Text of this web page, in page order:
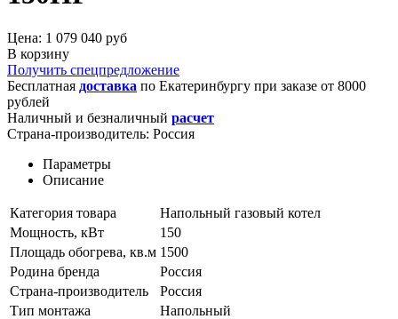
Цена: 1 079 040 руб
В корзину
Получить спецпредложение
Бесплатная доставка по Екатеринбургу при заказе от 8000
рублей
Наличный и безналичный расчет
Страна-производитель: Россия
Параметры
Описание
Категория товара
Напольный газовый котел
Мощность, кВт
150
Площадь обогрева, кв.м 1500
Родина бренда
Россия
Страна-производитель
Россия
Тип монтажа
Напольный